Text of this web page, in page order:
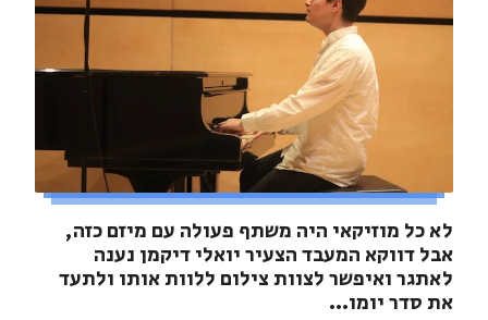
לא כל מוזיקאי היה משתף פעולה עם מיזם כזה,
אבל דווקא המעבד הצעיר יואלי דיקמן נענה
לאתגר ואיפשר לצוות צילום ללוות אותו ולתעד
את סדר יומו...